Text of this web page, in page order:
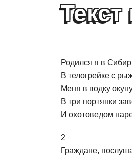
Текст
Родился я в
В телогрейке с
Меня в водку
В три портянки
И охотоведом
2
Граждане,